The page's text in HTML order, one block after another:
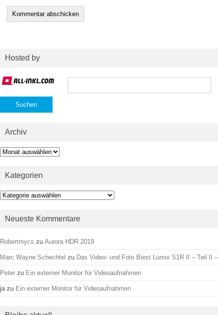
Hosted by
Suchen
Archiv
Archiv
Kategorien
Kategorien
Neueste Kommentare
Robertmycs zu Aurora HDR 2019
Marc Wayne Schechtel zu Das Video- und Foto Biest Lumix S1R II – Teil II –
Peter zu Ein externer Monitor für Videoaufnahmen
ja zu Ein externer Monitor für Videoaufnahmen